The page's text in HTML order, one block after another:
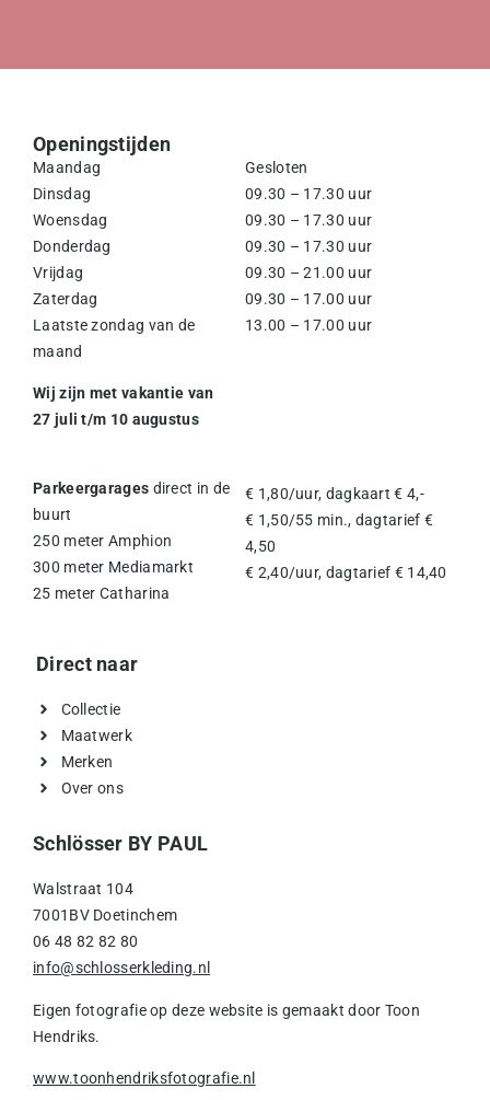
Openingstijden
Maandag
Dinsdag
Woensdag
Donderdag
Vrijdag
Zaterdag
Laatste zondag van de
maand
Wij zijn met vakantie van
27 juli t/m 10 augustus
Parkeergarages direct in de
buurt
250 meter Amphion
300 meter Mediamarkt
25 meter Catharina
Gesloten
09.30 – 17.30 uur
09.30 – 17.30 uur
09.30 – 17.30 uur
09.30 – 21.00 uur
09.30 – 17.00 uur
13.00 – 17.00 uur
€ 1,80/uur, dagkaart € 4,-
€ 1,50/55 min., dagtarief €
4,50
€ 2,40/uur, dagtarief € 14,40
Direct naar
Collectie
Maatwerk
Merken
Over ons
Schlösser BY PAUL
Walstraat 104
7001BV Doetinchem
06 48 82 82 80
info@schlosserkleding.nl
Eigen fotografie op deze website is gemaakt door Toon
Hendriks.
www.toonhendriksfotografie.nl